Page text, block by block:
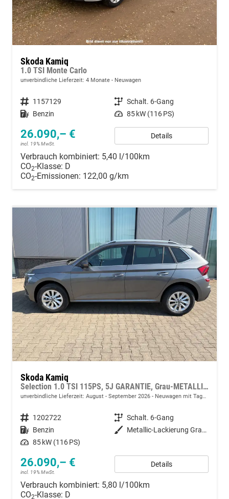
Skoda Kamiq
1.0 TSI Monte Carlo
unverbindliche Lieferzeit: 4 Monate Neuwagen
Fahrzeugnummer 1157129 Getriebe Schalt. 6-Gang
Kraftstoff Benzin Leistung 85 kW (116 PS)
26.090,– €
incl. 19% MwSt.
Details
Verbrauch kombiniert: 5,40 l/100km
CO2-Klasse: D
CO2-Emissionen: 122,00 g/km
Skoda Kamiq
Selection 1.0 TSI 115PS, 5J GARANTIE, Grau-METALLIC, ELEKTR. HECKKLAPPE, ANHÄNGERKUPPLUNG, BEH. FRONTSCHEIBE, Sitzheizung, Lenkradheizung, Ladeboden var, ACC, SIDE Assist, Virtual Cockpit 10", Parksensoren v/h, Kamera, KESSY, Privacy-Glas, 16" Alu, Climatronic
unverbindliche Lieferzeit: August - September 2026 Neuwagen mit Tageszulassung
Fahrzeugnummer 1202722 Getriebe Schalt. 6-Gang
Kraftstoff Benzin Außenfarbe
Metallic-Lackierung Graphit-Grau
Leistung 85 kW (116 PS)
26.090,– €
incl. 19% MwSt.
Details
Verbrauch kombiniert: 5,80 l/100km
CO2-Klasse: D